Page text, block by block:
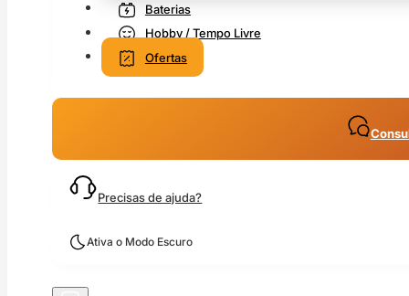
Baterias
Hobby / Tempo Livre
Ofertas
Precisas de ajuda?
Ativa o Modo Escuro